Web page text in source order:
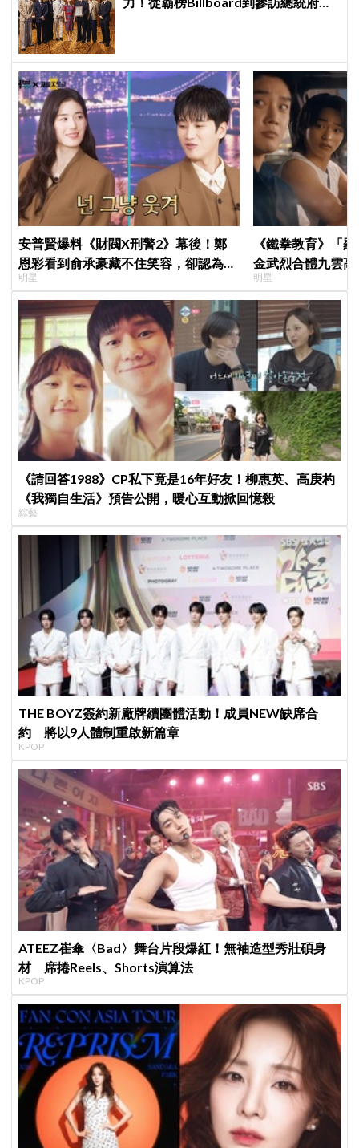
安普賢爆料《財閥X刑警2》幕後！鄭
恩彩看到俞承豪藏不住笑容，卻認為安
普賢只是「搞笑男」
明星
《鐵拳教育》「
金武烈合體九雲
嚇壞反應笑翻劇
明星
《請回答1988》CP私下竟是16年好友！柳惠英、高庚杓
《我獨自生活》預告公開，暖心互動掀回憶殺
綜藝
THE BOYZ簽約新廠牌續團體活動！成員NEW缺席合
約 將以9人體制重啟新篇章
KPOP
ATEEZ崔傘〈Bad〉舞台片段爆紅！無袖造型秀壯碩身
材 席捲Reels、Shorts演算法
KPOP